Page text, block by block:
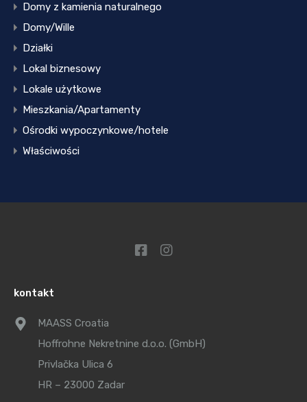
Domy z kamienia naturalnego
Domy/Wille
Działki
Lokal biznesowy
Lokale użytkowe
Mieszkania/Apartamenty
Ośrodki wypoczynkowe/hotele
Właściwości
kontakt
MAASS Croatia
Hoffrohne Nekretnine d.o.o. (GmbH)
Privlačka Ulica 6
HR – 23000 Zadar